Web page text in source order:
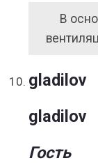
В
gladilov
gladilov
Гость